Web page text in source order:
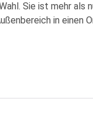
Sie ist mehr als
in einen